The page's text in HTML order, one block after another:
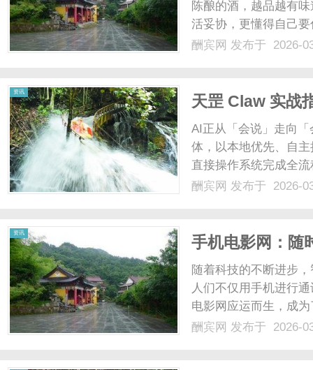
陈酿的酒，越品越有
活妥协，更懂得自己
期得不到滋养，一旦
酬宾网 发布于 2026-
资讯
天罡 Claw 实战
现
AI正从「会说」走向
体，以本地优先、自
直接操作系统完成全
开源后GitHub星标快
酬宾网 发布于 2026-
资讯
手机电影网：随
随着科技的不断进步
人们不仅用手机进行
电影网应运而生，成
探讨手机电影网的兴
酬宾网 发布于 2026-